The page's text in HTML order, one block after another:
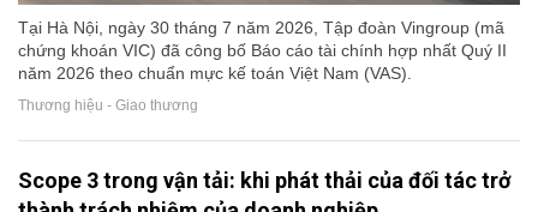
Tại Hà Nội, ngày 30 tháng 7 năm 2026, Tập đoàn Vingroup (mã
chứng khoán VIC) đã công bố Báo cáo tài chính hợp nhất Quý II
năm 2026 theo chuẩn mực kế toán Việt Nam (VAS).
Thương hiệu - Giao thương
Scope 3 trong vận tải: khi phát thải của đối tác trở